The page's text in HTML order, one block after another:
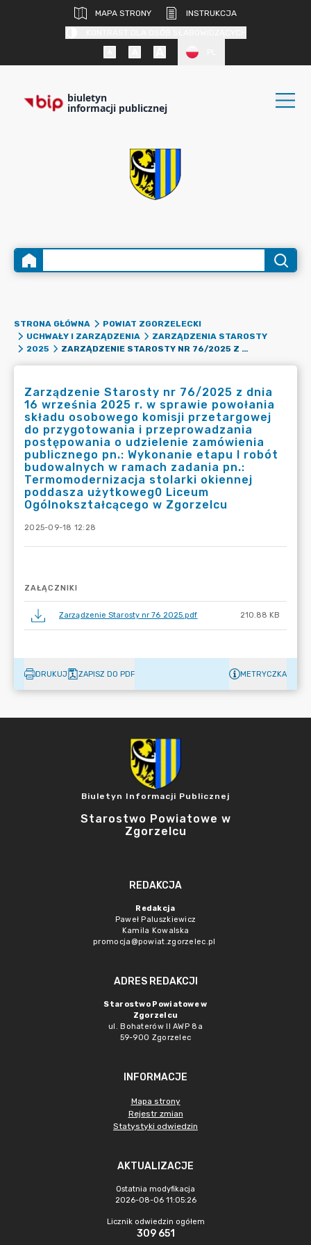
MAPA STRONY
INSTRUKCJA
biuletyn
informacji publicznej
STRONA GŁÓWNA
POWIAT ZGORZELECKI
UCHWAŁY I ZARZĄDZENIA
ZARZĄDZENIA STAROSTY
2025
ZARZĄDZENIE STAROSTY NR 76/2025 Z DNIA 16 WRZEŚNIA 2025 R. W SPRAWIE POWOŁANIA SKŁADU OSOBOWEGO KOMISJI PRZETARGOWEJ DO PRZYGOTOWANIA I PRZEPROWADZANIA POSTĘPOWANIA O UDZIELENIE ZAMÓWIENIA PUBLICZNEGO PN.: WYKONANIE ETAPU I ROBÓT BUDOWALNYCH W RAMACH ZADANIA PN.: TERMOMODERNIZACJA STOLARKI OKIENNEJ PODDASZA UŻYTKOWEG0 LICEUM OGÓLNOKSZTAŁCĄCEGO W ZGORZELCU
Zarządzenie Starosty nr 76/2025 z dnia
16 września 2025 r. w sprawie powołania
składu osobowego komisji przetargowej
do przygotowania i przeprowadzania
postępowania o udzielenie zamówienia
publicznego pn.: Wykonanie etapu I robót
budowalnych w ramach zadania pn.:
Termomodernizacja stolarki okiennej
poddasza użytkoweg0 Liceum
Ogólnokształcącego w Zgorzelcu
2025-09-18 12:28
ZAŁĄCZNIKI
Zarządzenie Starosty nr 76 2025.pdf 210.88 KB
DRUKUJ ZAPISZ DO PDF METRYCZKA
Biuletyn Informacji Publicznej
Starostwo Powiatowe w
Zgorzelcu
REDAKCJA
Redakcja
Paweł Paluszkiewicz
Kamila Kowalska
promocja@powiat.zgorzelec.pl
ADRES REDAKCJI
Starostwo Powiatowe w
Zgorzelcu
ul. Bohaterów II AWP 8a
59-900 Zgorzelec
INFORMACJE
Mapa strony
Rejestr zmian
Statystyki odwiedzin
AKTUALIZACJE
Ostatnia modyfikacja
2026-08-06 11:05:26
Licznik odwiedzin ogółem
309 651